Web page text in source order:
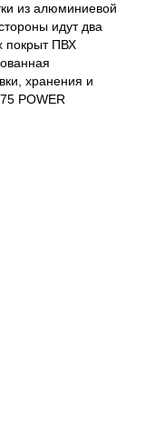
из алюминиевой
идут два
покрыт ПВХ
хранения и
POWER